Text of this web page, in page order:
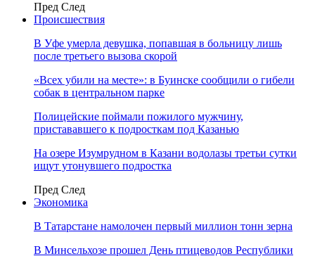
Пред След
Происшествия
В Уфе умерла девушка, попавшая в больницу лишь
после третьего вызова скорой
«Всех убили на месте»: в Буинске сообщили о гибели
собак в центральном парке
Полицейские поймали пожилого мужчину,
пристававшего к подросткам под Казанью
На озере Изумрудном в Казани водолазы третьи сутки
ищут утонувшего подростка
Пред След
Экономика
В Татарстане намолочен первый миллион тонн зерна
В Минсельхозе прошел День птицеводов Республики